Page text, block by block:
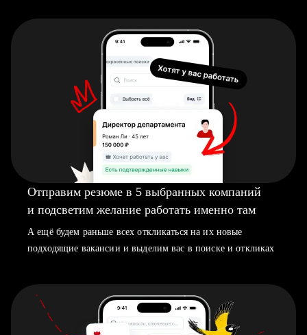
Отправим резюме в 5 выбранных компаний
и подсветим желание работать именно там
А ещё будем раньше всех откликаться на их новые
подходящие вакансии и выделим вас в поиске и откликах